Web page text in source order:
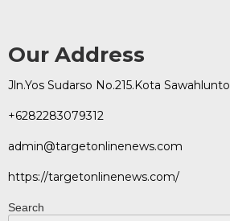
Our Address
Jln.Yos Sudarso No.215.Kota Sawahlunto
+6282283079312
admin@targetonlinenews.com
https://targetonlinenews.com/
Search